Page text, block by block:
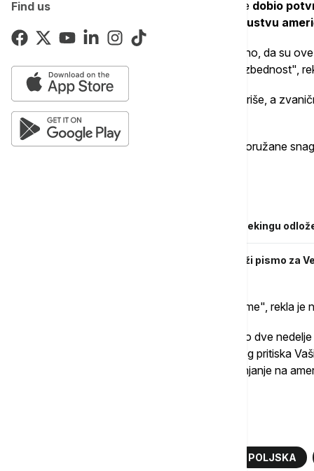
Find usPoljski premijer Donald Tusk izjavio je da je dobio
pogođena bilo kakvim odlukama o prisustvu
"Dobio sam potvrde, i to mi je takođe važno, da su
uticati na kapacitete odvraćanja i našu bezbednost",
Portparol Pentagona je odbio da komentariše, a
američka televizija NBC.
Senatorka Džin Šahin, članica Odbora za oružane
Trampova konferencija za novinare u Pekingu
Tajna Ovalnog kabineta: Da li Tramp drži pismo za
"Koliko ja znam nismo bili obavešteni o tome", rekla je
Odluka o povlačenju trupa donete su samo dve
5.000 vojnika iz Nemačke, zbog sve većeg pritiska
izdatke za odbranu i optužbi da im je oslanjanje na
POLJSKA